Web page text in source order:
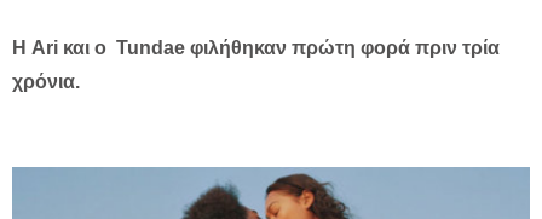
Η Ari και ο Tundae φιλήθηκαν πρώτη φορά πριν τρία
χρόνια.